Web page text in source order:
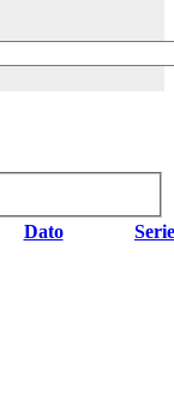
Dato Serie